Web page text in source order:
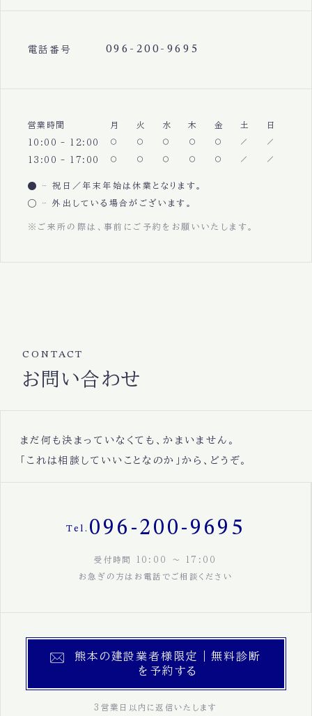
電話番号 096-200-9695
営業時間 月 火 水 木 金 土 日
10:00 - 12:00
13:00 - 17:00
祝日／年末年始は休業となります。
外出している場合がございます。
※ご来所の際は、事前にご予約をお願いいたします。
CONTACT
お問い合わせ
まだ何も決まっていなくても、かまいません。
「これは相談していいことなのか」から、どうぞ。
Tel. 096-200-9695
受付時間 10:00 〜 17:00
お急ぎの方はお電話でご相談ください
熊本の建設業者様限定｜無料診断
を予約する
3営業日以内に返信いたします